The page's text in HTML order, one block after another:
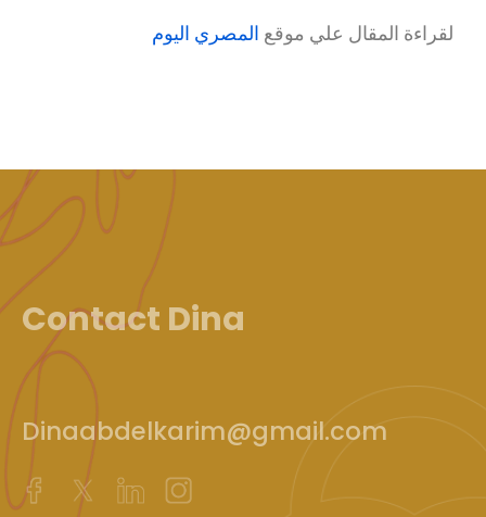
لقراءة المقال علي موقع المصري اليوم
Contact Dina
Dinaabdelkarim@gmail.com